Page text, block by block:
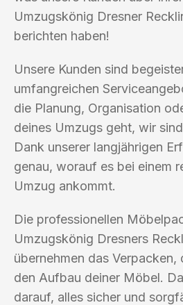
Umzugskönig Dresner
berichten haben!
Unsere Kunden sind
umfangreichen
die Planung, Organisation
deines Umzugs geht, wir
Dank unserer langjährigen
genau, worauf es bei einem
Umzug ankommt.
Die professionellen
Umzugskönig Dresners
übernehmen das Verpacken,
den Aufbau deiner Möbel.
darauf, alles sicher und